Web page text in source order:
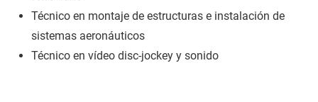
Técnico en montaje de estructuras e instalación de
sistemas aeronáuticos
Técnico en vídeo disc-jockey y sonido